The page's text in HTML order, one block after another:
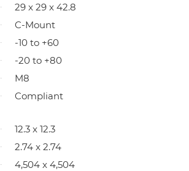
29 x 29 x 42.8
C-Mount
-10 to +60
-20 to +80
M8
Compliant
12.3 x 12.3
2.74 x 2.74
4,504 x 4,504